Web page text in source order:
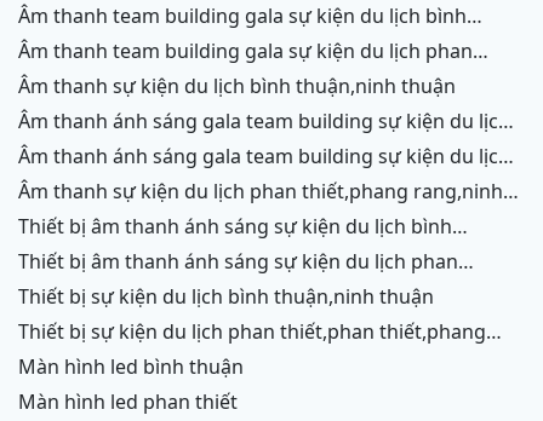
âm thanh team building gala sự kiện du lịch bình
thuận,ninh thuận
âm thanh team building gala sự kiện du lịch phan
thiết,phang rang,ninh chữ, vĩnh hy
âm thanh sự kiện du lịch bình thuận,ninh thuận
âm thanh ánh sáng gala team building sự kiện du lịch
bình thuận,ninh thuận
âm thanh ánh sáng gala team building sự kiện du lịch
phan thiết,phang rang,ninh chữ,vĩnh hy
âm thanh sự kiện du lịch phan thiết,phang rang,ninh
chữ,vĩnh hy,ninh thuận,cam ranh
thiết bị âm thanh ánh sáng sự kiện du lịch bình
thuận,ninh thuận
thiết bị âm thanh ánh sáng sự kiện du lịch phan
thiết,phang rang,ninh chữ,vĩnh hy,cam ranh
thiết bị sự kiện du lịch bình thuận,ninh thuận
thiết bị sự kiện du lịch phan thiết,phan thiết,phang
rang,ninh chữ,vĩnh hy,cam ranh
màn hình led bình thuận
màn hình led phan thiết